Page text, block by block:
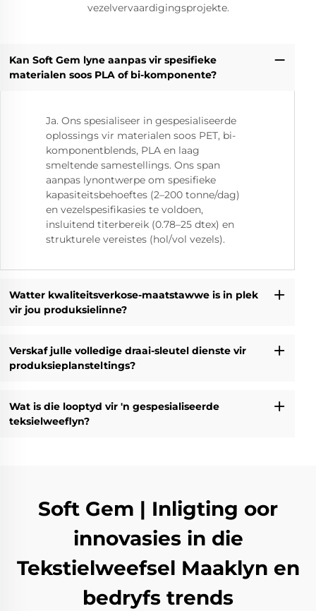
vezelvervaardigingsprojekte.
Kan Soft Gem lyne aanpas vir spesifieke
materialen soos PLA of bi-komponente?
Ja. Ons spesialiseer in gespesialiseerde
oplossings vir materialen soos PET, bi-
komponentblends, PLA en laag
smeltende samestellings. Ons span
aanpas lynontwerpe om spesifieke
kapasiteitsbehoeftes (2–200 tonne/dag)
en vezelspesifikasies te voldoen,
insluitend titerbereik (0.78–25 dtex) en
strukturele vereistes (hol/vol vezels).
Watter kwaliteitsverkose-maatstawwe is in plek
vir jou produksielinne?
Verskaf julle volledige draai-sleutel dienste vir
produksieplansteltings?
Wat is die looptyd vir 'n gespesialiseerde
teksielweeflyn?
Soft Gem | Inligting oor
innovasies in die
Tekstielweefsel Maaklyn en
bedryfs trends